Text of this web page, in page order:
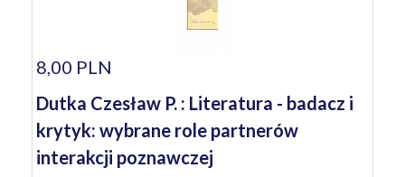
8,00 PLN
Dutka Czesław P. : Literatura - badacz i
krytyk: wybrane role partnerów
interakcji poznawczej